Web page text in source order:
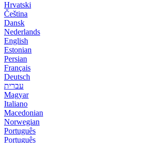
Hrvatski
Čeština
Dansk
Nederlands
English
Estonian
Persian
Français
Deutsch
עברית
Magyar
Italiano
Macedonian
Norwegian
Português
Português